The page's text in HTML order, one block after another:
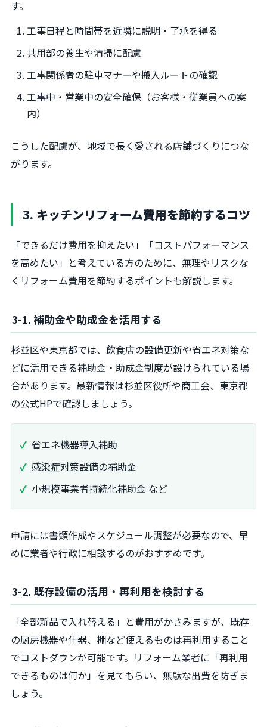
す。
工事日程と時間帯を近隣に説明・了承を得る
共用部の養生や清掃に配慮
工事関係者の駐車マナーや搬入ルートの確認
工事中・営業中の安全確保（お客様・従業員への案
内）
こうした配慮が、地域で長く愛される店舗づくりにつな
がります。
3. キッチンリフォーム費用を節約するコツ
「できるだけ費用を抑えたい」「コストパフォーマンス
を高めたい」と考えている方のために、無理やリスクな
くリフォーム費用を節約するポイントも解説します。
3-1. 補助金や助成金を活用する
杉並区や東京都では、飲食店の設備更新や省エネ対策な
どに活用できる補助金・助成金制度が設けられている場
合があります。最新情報は杉並区役所や商工会、東京都
の公式HPで確認しましょう。
省エネ機器導入補助
感染症対策設備の補助金
小規模事業者持続化補助金 など
申請には書類作成やスケジュール調整が必要なので、早
めに業者や行政に相談するのがおすすめです。
3-2. 既存設備の活用・再利用を検討する
「全部新品で入れ替える」と費用がかさみますが、既存
の厨房機器や什器、棚など使えるものは再利用すること
でコストダウンが可能です。リフォーム業者に「再利用
できるものは何か」を見てもらい、無駄な出費を防ぎま
しょう。